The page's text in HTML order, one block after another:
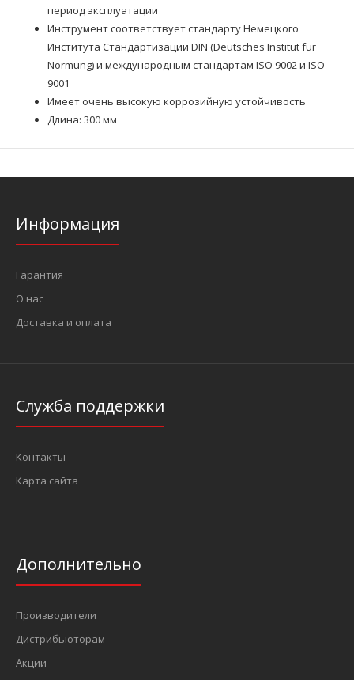
период эксплуатации
Инструмент соответствует стандарту Немецкого
Института Стандартизации DIN (Deutsches Institut für
Normung) и международным стандартам ISO 9002 и ISO
9001
Имеет очень высокую коррозийную устойчивость
Длина: 300 мм
Информация
Гарантия
О нас
Доставка и оплата
Служба поддержки
Контакты
Карта сайта
Дополнительно
Производители
Дистрибьюторам
Акции